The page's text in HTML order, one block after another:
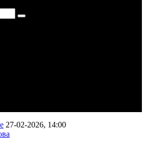
27-02-2026, 14:00